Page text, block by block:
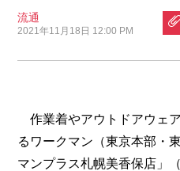
流通
2021年11月18日 12:00 PM
作業着やアウトドアウェ
るワークマン（東京本部・
マンプラス札幌美香保店」